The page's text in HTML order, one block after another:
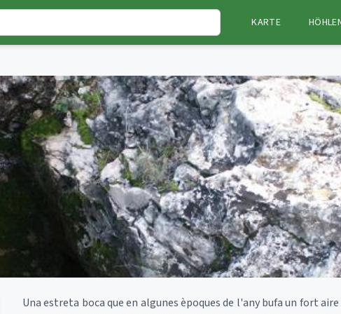
KARTE
Una estreta boca que en algunes èpoques de l'any bufa un fort